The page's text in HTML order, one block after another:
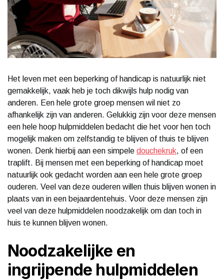
Het leven met een beperking of handicap is natuurlijk niet
gemakkelijk, vaak heb je toch dikwijls hulp nodig van
anderen. Een hele grote groep mensen wil niet zo
afhankelijk zijn van anderen. Gelukkig zijn voor deze mensen
een hele hoop hulpmiddelen bedacht die het voor hen toch
mogelijk maken om zelfstandig te blijven of thuis te blijven
wonen. Denk hierbij aan een simpele douchekruk, of een
traplift. Bij mensen met een beperking of handicap moet
natuurlijk ook gedacht worden aan een hele grote groep
ouderen. Veel van deze ouderen willen thuis blijven wonen in
plaats van in een bejaardentehuis. Voor deze mensen zijn
veel van deze hulpmiddelen noodzakelijk om dan toch in
huis te kunnen blijven wonen.
Noodzakelijke en
ingrijpende hulpmiddelen